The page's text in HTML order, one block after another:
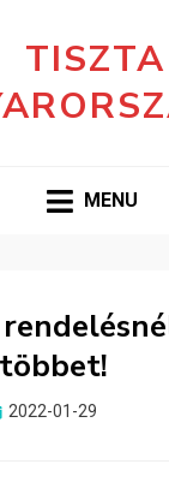
TISZTA
MENU
2022-01-29